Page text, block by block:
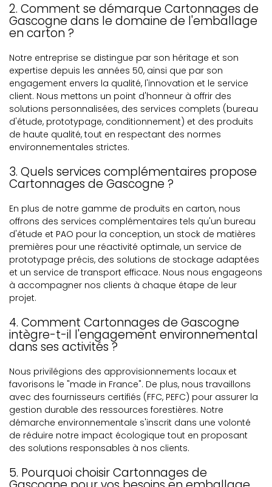
2. Comment se démarque Cartonnages de
Gascogne dans le domaine de l'emballage
en carton ?
Notre entreprise se distingue par son héritage et son
expertise depuis les années 50, ainsi que par son
engagement envers la qualité, l'innovation et le service
client. Nous mettons un point d'honneur à offrir des
solutions personnalisées, des services complets (bureau
d'étude, prototypage, conditionnement) et des produits
de haute qualité, tout en respectant des normes
environnementales strictes.
3. Quels services complémentaires propose
Cartonnages de Gascogne ?
En plus de notre gamme de produits en carton, nous
offrons des services complémentaires tels qu'un bureau
d'étude et PAO pour la conception, un stock de matières
premières pour une réactivité optimale, un service de
prototypage précis, des solutions de stockage adaptées
et un service de transport efficace. Nous nous engageons
à accompagner nos clients à chaque étape de leur
projet.
4. Comment Cartonnages de Gascogne
intègre-t-il l'engagement environnemental
dans ses activités ?
Nous privilégions des approvisionnements locaux et
favorisons le "made in France". De plus, nous travaillons
avec des fournisseurs certifiés (FFC, PEFC) pour assurer la
gestion durable des ressources forestières. Notre
démarche environnementale s'inscrit dans une volonté
de réduire notre impact écologique tout en proposant
des solutions responsables à nos clients.
5. Pourquoi choisir Cartonnages de